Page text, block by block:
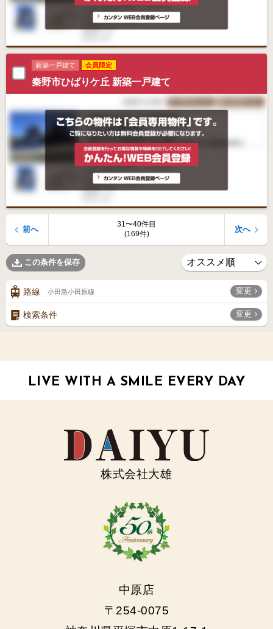
新築一戸建て 会員限定
秦野市ひばりケ丘 新築一戸建て
31〜40件目
(169件)
前へ 次へ
この条件を保存
路線 小田急小田原線 変更
検索条件 変更
LIVE WITH A SMILE EVERY DAY
株式会社大雄
中原店
〒254-0075